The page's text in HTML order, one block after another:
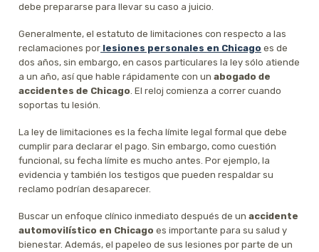
debe prepararse para llevar su caso a juicio.
Generalmente, el estatuto de limitaciones con respecto a las
reclamaciones por lesiones personales en Chicago es de
dos años, sin embargo, en casos particulares la ley sólo atiende
a un año, así que hable rápidamente con un abogado de
accidentes de Chicago . El reloj comienza a correr cuando
soportas tu lesión.
La ley de limitaciones es la fecha límite legal formal que debe
cumplir para declarar el pago. Sin embargo, como cuestión
funcional, su fecha límite es mucho antes. Por ejemplo, la
evidencia y también los testigos que pueden respaldar su
reclamo podrían desaparecer.
Buscar un enfoque clínico inmediato después de un accidente
automovilístico en Chicago es importante para su salud y
bienestar. Además, el papeleo de sus lesiones por parte de un